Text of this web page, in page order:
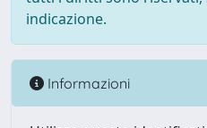
indicazione.
Informazioni